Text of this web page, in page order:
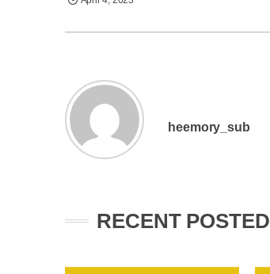
heemory_sub
RECENT POSTED